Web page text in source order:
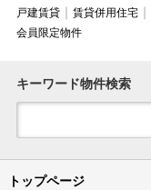
戸建賃貸
賃貸併用住宅
会員限定物件
キーワード物件検索
トップページ